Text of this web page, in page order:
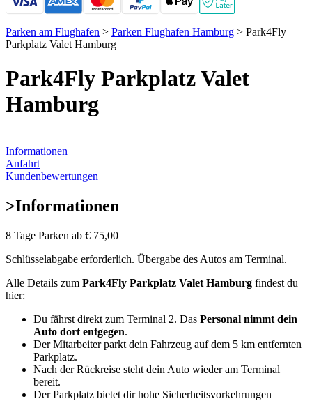
Parken am Flughafen > Parken Flughafen Hamburg > Park4Fly
Parkplatz Valet Hamburg
Park4Fly Parkplatz Valet
Hamburg
Informationen
Anfahrt
Kundenbewertungen
>Informationen
8 Tage Parken ab € 75,00
Schlüsselabgabe erforderlich. Übergabe des Autos am Terminal.
Alle Details zum Park4Fly Parkplatz Valet Hamburg findest du
hier:
Du fährst direkt zum Terminal 2. Das Personal nimmt dein
Auto dort entgegen.
Der Mitarbeiter parkt dein Fahrzeug auf dem 5 km entfernten
Parkplatz.
Nach der Rückreise steht dein Auto wieder am Terminal
bereit.
Der Parkplatz bietet dir hohe Sicherheitsvorkehrungen